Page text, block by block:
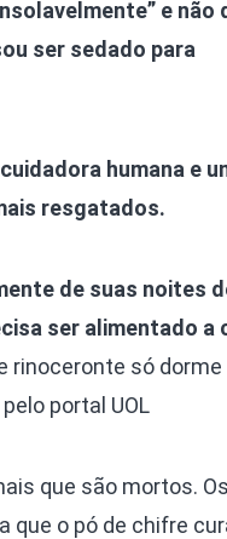
e não
ser sedado para
humana e
resgatados.
de suas noites
ser alimentado a
rinoceronte só dorme
portal UOL
que são mortos.
que o pó de chifre